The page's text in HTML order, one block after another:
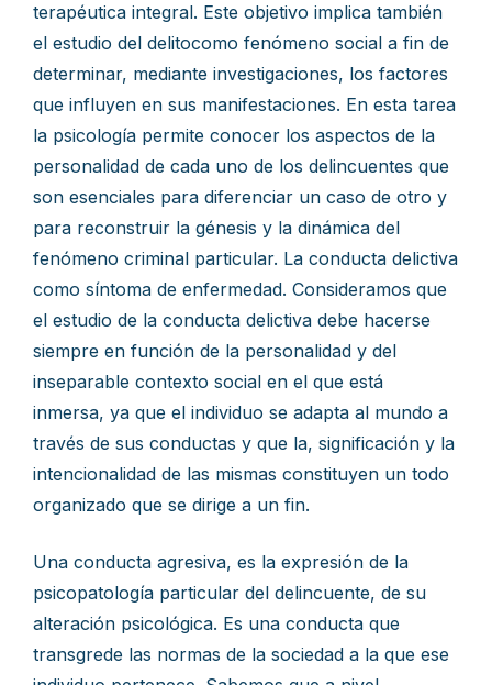
terapéutica integral. Este objetivo implica también
el estudio del delitocomo fenómeno social a fin de
determinar, mediante investigaciones, los factores
que influyen en sus manifestaciones. En esta tarea
la psicología permite conocer los aspectos de la
personalidad de cada uno de los delincuentes que
son esenciales para diferenciar un caso de otro y
para reconstruir la génesis y la dinámica del
fenómeno criminal particular. La conducta delictiva
como síntoma de enfermedad. Consideramos que
el estudio de la conducta delictiva debe hacerse
siempre en función de la personalidad y del
inseparable contexto social en el que está
inmersa, ya que el individuo se adapta al mundo a
través de sus conductas y que la, significación y la
intencionalidad de las mismas constituyen un todo
organizado que se dirige a un fin.
Una conducta agresiva, es la expresión de la
psicopatología particular del delincuente, de su
alteración psicológica. Es una conducta que
transgrede las normas de la sociedad a la que ese